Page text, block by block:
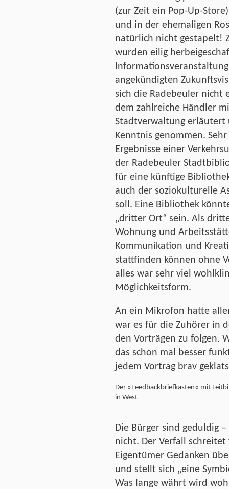
(zur Zeit ein Pop-Up-
und in der ehemaligen
natürlich nicht gestapelt!
wurden eilig
angekündigten
sich die Radebeuler nicht
dem zahlreiche Händler
Stadtverwaltung erläutert
Kenntnis genommen.
Ergebnisse einer
der Radebeuler
für eine künftige
auch der soziokulturelle
soll. Eine Bibliothek
„dritter Ort“ sein. Als
Wohnung und
Kommunikation und
stattfinden können ohne
alles war sehr viel
Möglichkeitsform.
An ein Mikrofon hatte
war es für die Zuhörer in
den Vorträgen zu folgen.
das schon mal besser
jedem Vortrag brav
Der »Feedbackbriefkasten« mit
in West
Die Bürger sind geduldig
nicht. Der Verfall
Eigentümer Gedanken
und stellt sich „eine
Was lange währt wird